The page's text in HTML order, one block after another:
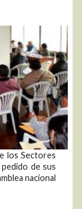
los Sectores
de sus
nacional